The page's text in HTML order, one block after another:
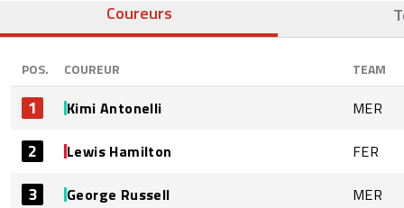
Coureurs
POS. COUREUR TEAM
1 Kimi Antonelli MER
2 Lewis Hamilton FER
3 George Russell MER